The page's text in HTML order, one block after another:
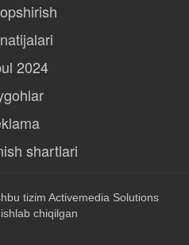
2024
shartlari
tizim Activemedia Solutions
chiqilgan